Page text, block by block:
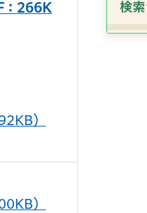
：266K
）
）